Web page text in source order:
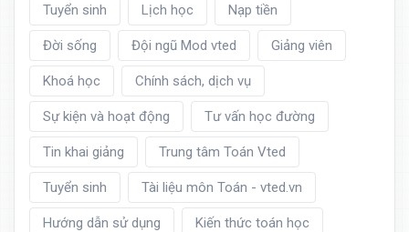
Tuyển sinh Lịch học Nạp tiền
Đời sống Đội ngũ Mod vted Giảng viên
Khoá học Chính sách, dịch vụ
Sự kiện và hoạt động Tư vấn học đường
Tin khai giảng Trung tâm Toán Vted
Tuyển sinh Tài liệu môn Toán - vted.vn
Hướng dẫn sử dụng Kiến thức toán học